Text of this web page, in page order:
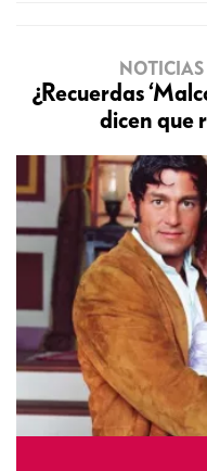
¿Recuerdas
dicen que